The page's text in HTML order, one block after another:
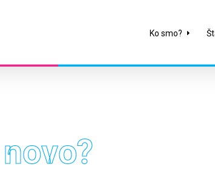
Ko smo?
novo?